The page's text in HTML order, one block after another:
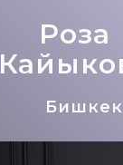
Роза
Бишкек